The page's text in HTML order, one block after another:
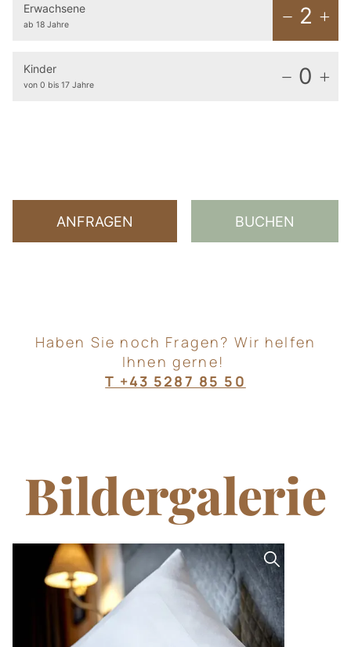
Erwachsene
ab 18 Jahre 2
Kinder
von 0 bis 17 Jahre 0
ANFRAGEN BUCHEN
Haben Sie noch Fragen? Wir helfen
Ihnen gerne!
T +43 5287 85 50
Bildergalerie